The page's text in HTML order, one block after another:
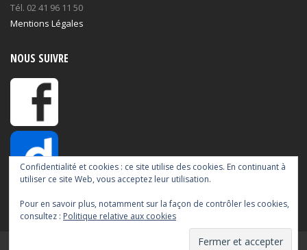
Tél. 02 41 96 11 50
Mentions Légales
NOUS SUIVRE
Confidentialité et cookies : ce site utilise des cookies. En continuant à
utiliser ce site Web, vous acceptez leur utilisation.
Pour en savoir plus, notamment sur la façon de contrôler les cookies,
consultez : Politique relative aux cookies